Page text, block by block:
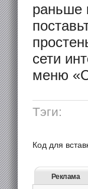
раньше
сети
меню
Тэги:
Код для
Реклама